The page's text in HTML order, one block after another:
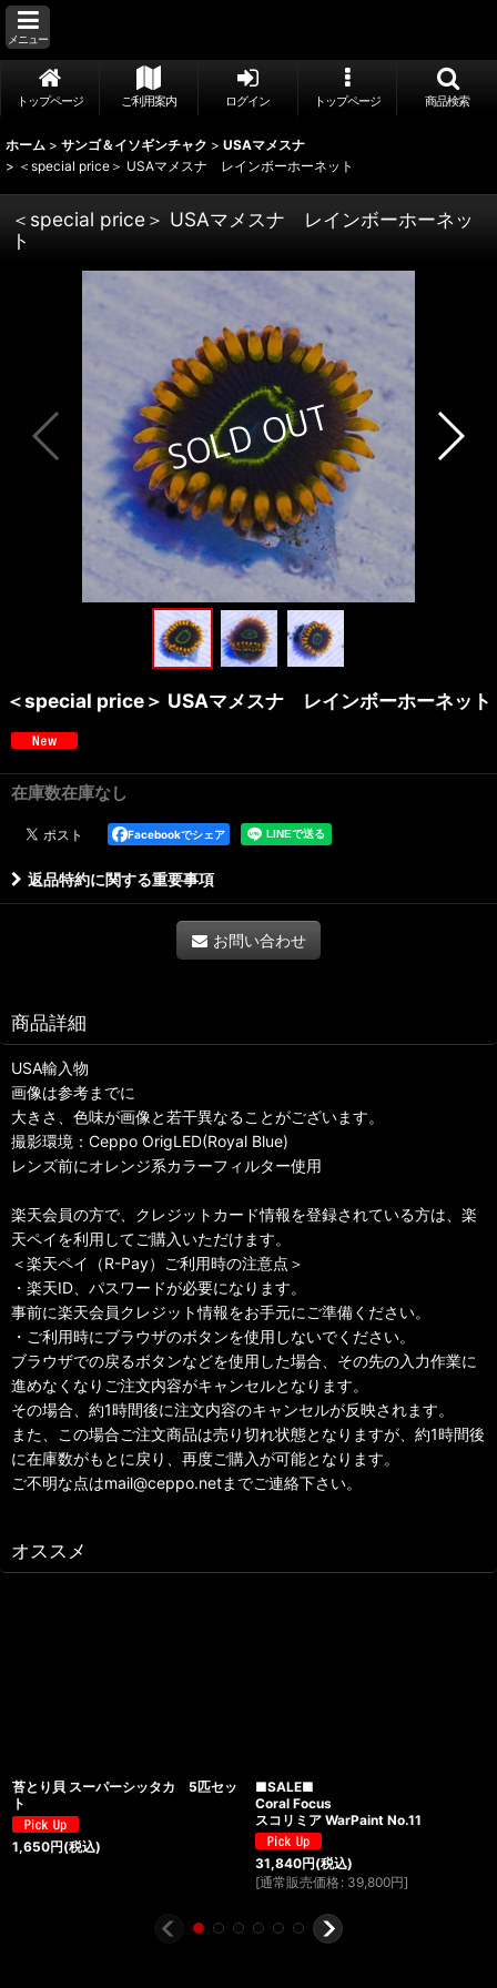
メニュー
トップページ ご利用案内 ログイン トップページ 商品検索
ホーム > サンゴ＆イソギンチャク > USAマメスナ
> ＜special price＞ USAマメスナ レインボーホーネット
＜special price＞ USAマメスナ レインボーホーネッ
ト
＜special price＞ USAマメスナ レインボーホーネット
在庫数在庫なし
Facebookでシェア
返品特約に関する重要事項
お問い合わせ
商品詳細
USA輸入物
画像は参考までに
大きさ、色味が画像と若干異なることがございます。
撮影環境：Ceppo OrigLED(Royal Blue)
レンズ前にオレンジ系カラーフィルター使用
楽天会員の方で、クレジットカード情報を登録されている方は、楽
天ペイを利用してご購入いただけます。
＜楽天ペイ（R-Pay）ご利用時の注意点＞
・楽天ID、パスワードが必要になります。
事前に楽天会員クレジット情報をお手元にご準備ください。
・ご利用時にブラウザのボタンを使用しないでください。
ブラウザでの戻るボタンなどを使用した場合、その先の入力作業に
進めなくなりご注文内容がキャンセルとなります。
その場合、約1時間後に注文内容のキャンセルが反映されます。
また、この場合ご注文商品は売り切れ状態となりますが、約1時間後
に在庫数がもとに戻り、再度ご購入が可能となります。
ご不明な点はmail@ceppo.netまでご連絡下さい。
オススメ
苔とり貝 スーパーシッタカ 5匹セッ
ト
1,650円(税込)
■SALE■
Coral Focus
スコリミア WarPaint No.11
31,840円(税込)
[通常販売価格 : 39,800円]